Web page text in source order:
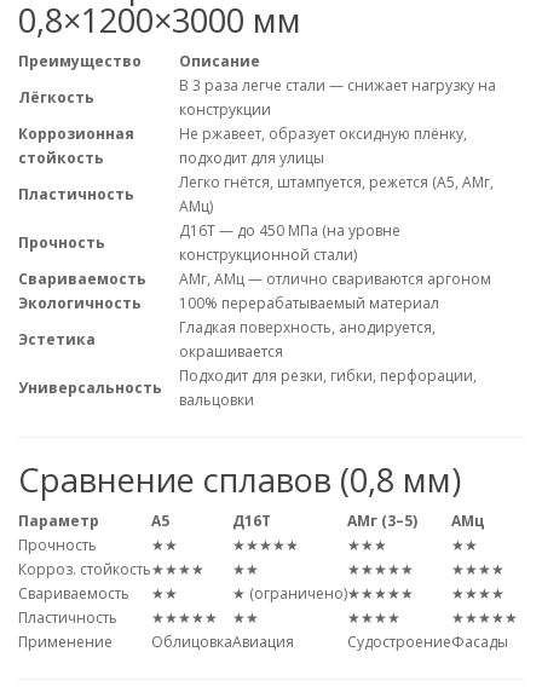
0,8×1200×3000 мм
Преимущество
Описание
Лёгкость
В 3 раза легче стали — снижает нагрузку на
конструкции
Коррозионная
стойкость
Не ржавеет, образует оксидную плёнку,
подходит для улицы
Пластичность
Легко гнётся, штампуется, режется (А5, АМг,
АМц)
Прочность
Д16Т — до 450 МПа (на уровне
конструкционной стали)
Свариваемость
АМг, АМц — отлично свариваются аргоном
Экологичность
100% перерабатываемый материал
Эстетика
Гладкая поверхность, анодируется,
окрашивается
Универсальность
Подходит для резки, гибки, перфорации,
вальцовки
Сравнение сплавов (0,8 мм)
Параметр А5 Д16Т АМг (3–5)
АМц
Прочность
★★ ★★★★★ ★★★
★★
Корроз. стойкость★★★★ ★★ ★★★★★
★★★★
Свариваемость
★★ ★ (ограничено)★★★★★
★★★★
Пластичность
★★★★★ ★★ ★★★★
★★★★★
Применение
ОблицовкаАвиация СудостроениеФасады